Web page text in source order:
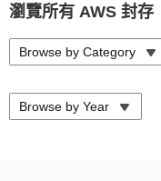
瀏覽所有 AWS 封存
Browse by Category
Browse by Year